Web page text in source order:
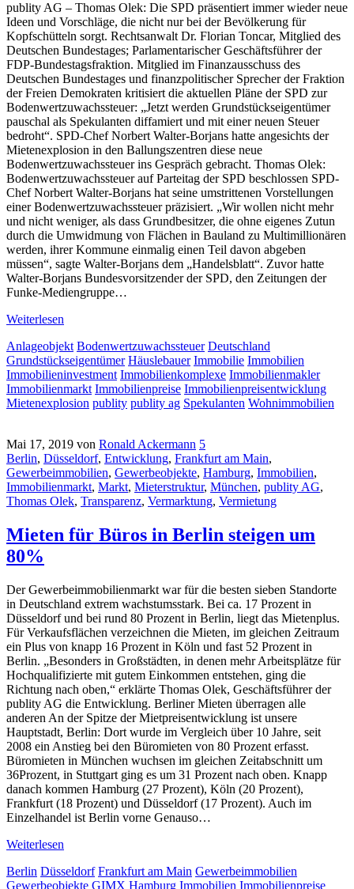
publity AG – Thomas Olek: Die SPD präsentiert immer wieder neue
Ideen und Vorschläge, die nicht nur bei der Bevölkerung für
Kopfschütteln sorgt. Rechtsanwalt Dr. Florian Toncar, Mitglied des
Deutschen Bundestages; Parlamentarischer Geschäftsführer der
FDP-Bundestagsfraktion. Mitglied im Finanzausschuss des
Deutschen Bundestages und finanzpolitischer Sprecher der Fraktion
der Freien Demokraten kritisiert die aktuellen Pläne der SPD zur
Bodenwertzuwachssteuer: „Jetzt werden Grundstückseigentümer
pauschal als Spekulanten diffamiert und mit einer neuen Steuer
bedroht“. SPD-Chef Norbert Walter-Borjans hatte angesichts der
Mietenexplosion in den Ballungszentren diese neue
Bodenwertzuwachssteuer ins Gespräch gebracht. Thomas Olek:
Bodenwertzuwachssteuer auf Parteitag der SPD beschlossen SPD-
Chef Norbert Walter-Borjans hat seine umstrittenen Vorstellungen
einer Bodenwertzuwachssteuer präzisiert. „Wir wollen nicht mehr
und nicht weniger, als dass Grundbesitzer, die ohne eigenes Zutun
durch die Umwidmung von Flächen in Bauland zu Multimillionären
werden, ihrer Kommune einmalig einen Teil davon abgeben
müssen“, sagte Walter-Borjans dem „Handelsblatt“. Zuvor hatte
Walter-Borjans Bundesvorsitzender der SPD, den Zeitungen der
Funke-Mediengruppe…
Weiterlesen
Anlageobjekt Bodenwertzuwachssteuer Deutschland
Grundstückseigentümer Häuslebauer Immobilie Immobilien
Immobilieninvestment Immobilienkomplexe Immobilienmakler
Immobilienmarkt Immobilienpreise Immobilienpreisentwicklung
Mietenexplosion publity publity ag Spekulanten Wohnimmobilien
Mai 17, 2019 von Ronald Ackermann 5
Berlin, Düsseldorf, Entwicklung, Frankfurt am Main,
Gewerbeimmobilien, Gewerbeobjekte, Hamburg, Immobilien,
Immobilienmarkt, Markt, Mieterstruktur, München, publity AG,
Thomas Olek, Transparenz, Vermarktung, Vermietung
Mieten für Büros in Berlin steigen um
80%
Der Gewerbeimmobilienmarkt war für die besten sieben Standorte
in Deutschland extrem wachstumsstark. Bei ca. 17 Prozent in
Düsseldorf und bei rund 80 Prozent in Berlin, liegt das Mietenplus.
Für Verkaufsflächen verzeichnen die Mieten, im gleichen Zeitraum
ein Plus von knapp 16 Prozent in Köln und fast 52 Prozent in
Berlin. „Besonders in Großstädten, in denen mehr Arbeitsplätze für
Hochqualifizierte mit gutem Einkommen entstehen, ging die
Richtung nach oben,“ erklärte Thomas Olek, Geschäftsführer der
publity AG die Entwicklung. Berliner Mieten überragen alle
anderen An der Spitze der Mietpreisentwicklung ist unsere
Hauptstadt, Berlin: Dort wurde im Vergleich über 10 Jahre, seit
2008 ein Anstieg bei den Büromieten von 80 Prozent erfasst.
Büromieten in München wuchsen im gleichen Zeitabschnitt um
36Prozent, in Stuttgart ging es um 31 Prozent nach oben. Knapp
danach kommen Hamburg (27 Prozent), Köln (20 Prozent),
Frankfurt (18 Prozent) und Düsseldorf (17 Prozent). Auch im
Einzelhandel ist Berlin vorne Genauso…
Weiterlesen
Berlin Düsseldorf Frankfurt am Main Gewerbeimmobilien
Gewerbeobjekte GIMX Hamburg Immobilien Immobilienpreise